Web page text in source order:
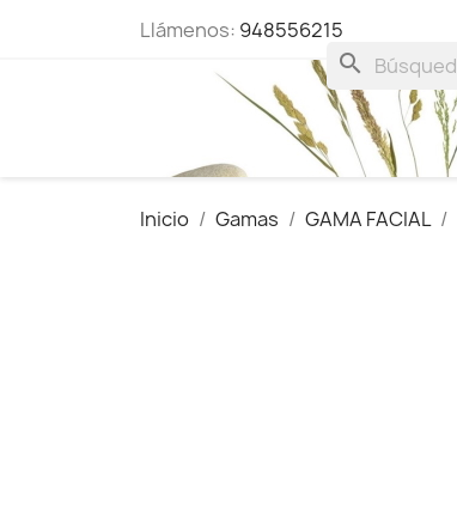
Llámenos: 948556215
search
Inicio Gamas GAMA FACIAL